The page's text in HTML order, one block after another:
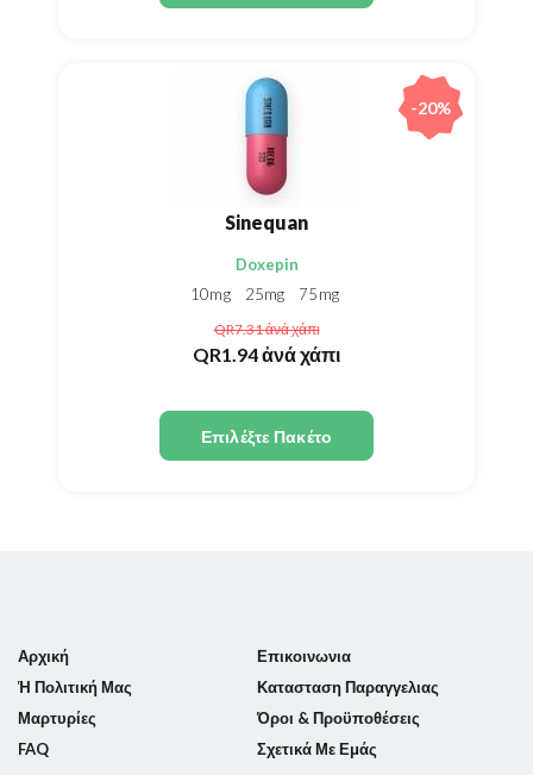
Sinequan
Doxepin
10mg
25mg 75mg
QR7.31ἀνά χάπι
QR1.94ἀνά χάπι
Επιλέξτε Πακέτο
-20%
Αρχική
Επικοινωνια
Ἡ Πολιτική Μας
Κατασταση Παραγγελιας
Μαρτυρίες
Όροι & Προϋποθέσεις
FAQ
Σχετικά Με Εμάς